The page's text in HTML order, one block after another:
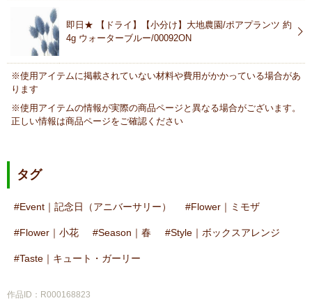
即日★ 【ドライ】【小分け】大地農園/ポアプランツ 約
4g ウォーターブルー/00092ON
※使用アイテムに掲載されていない材料や費用がかかっている場合があ
ります
※使用アイテムの情報が実際の商品ページと異なる場合がございます。
正しい情報は商品ページをご確認ください
タグ
Event｜記念日（アニバーサリー） Flower｜ミモザ
Flower｜小花 Season｜春 Style｜ボックスアレンジ
Taste｜キュート・ガーリー
作品ID：R000168823